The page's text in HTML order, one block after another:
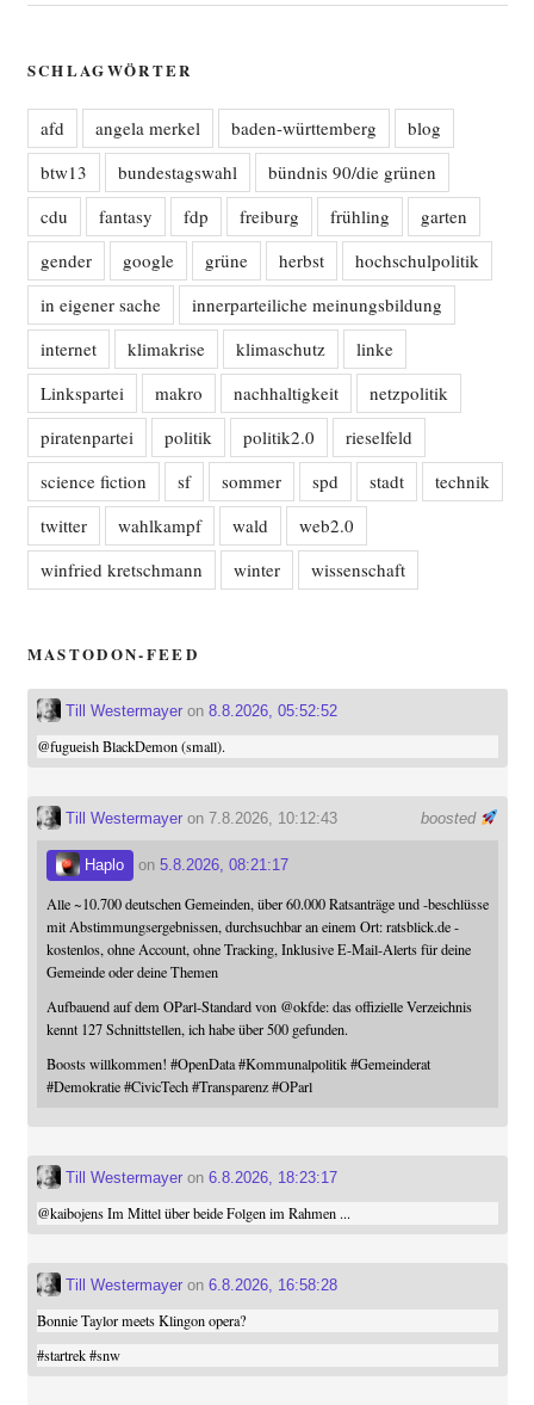
SCHLAGWÖRTER
afd angela merkel baden-württemberg
blog
btw13
bundestagswahl
bündnis 90/die grünen
cdu
fantasy fdp freiburg frühling
garten
gender
google grüne herbst
hochschulpolitik
in eigener sache
innerparteiliche meinungsbildung
internet
klimakrise klimaschutz
linke
Linkspartei
makro nachhaltigkeit
netzpolitik
piratenpartei
politik politik2.0
rieselfeld
science fiction
sf sommer spd stadt
technik
twitter
wahlkampf wald
web2.0
winfried kretschmann
winter wissenschaft
MASTODON-FEED
Till Westermayeron 8.8.2026, 05:52:52
@fugueishBlackDemon (small).
boosted
Till Westermayeron 7.8.2026, 10:12:43
Haplo on 5.8.2026, 08:21:17
Alle ~10.700 deutschen Gemeinden, über 60.000 Ratsanträge und -beschlüsse
mit Abstimmungsergebnissen, durchsuchbar an einem Ort: ratsblick.de -
kostenlos, ohne Account, ohne Tracking, Inklusive E-Mail-Alerts für deine
Gemeinde oder deine Themen
Aufbauend auf dem OParl-Standard von @okfde: das offizielle Verzeichnis
kennt 127 Schnittstellen, ich habe über 500 gefunden.
Boosts willkommen! #OpenData #Kommunalpolitik #Gemeinderat
#Demokratie #CivicTech #Transparenz #OParl
Till Westermayeron 6.8.2026, 18:23:17
@kaibojensIm Mittel über beide Folgen im Rahmen ...
Till Westermayeron 6.8.2026, 16:58:28
Bonnie Taylor meets Klingon opera?
#startrek #snw